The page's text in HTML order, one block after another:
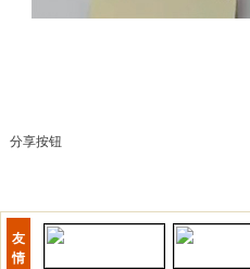
分享按钮
友
情